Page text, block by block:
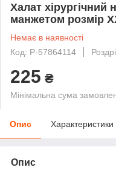
Халат хірургічний
манжетом розмір
Немає в наявності
Код: P-57864114
225 ₴
Мінімальна сума
Опис Характеристики
Опис